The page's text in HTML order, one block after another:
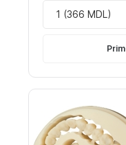
1 (366 MDL)